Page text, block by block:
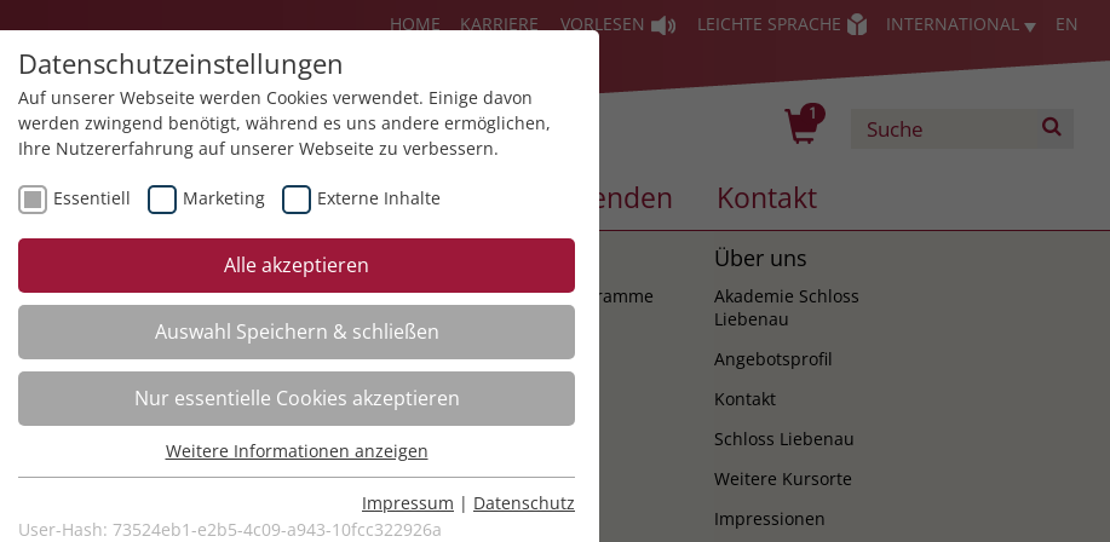
HOME KARRIERE VORLESEN LEICHTE SPRACHE INTERNATIONAL EN
Über uns Aktuelles Akademie Spenden Kontakt
1
Kursempfehlungen
Beratung
Supervision
Coaching
Mediation
Organisationsentwicklung
Bildungsberatung
Moderation
Bildungsprogramme
Über uns
Akademie Schloss
Liebenau
Angebotsprofil
Kontakt
Schloss Liebenau
Weitere Kursorte
Impressionen
Datenschutzeinstellungen
Auf unserer Webseite werden Cookies verwendet. Einige davon
werden zwingend benötigt, während es uns andere ermöglichen,
Ihre Nutzererfahrung auf unserer Webseite zu verbessern.
Essentiell Marketing Externe Inhalte
Alle akzeptieren
Auswahl Speichern & schließen
Nur essentielle Cookies akzeptieren
Essentielle Cookies werden für grundlegende Funktionen der
Webseite benötigt. Dadurch ist gewährleistet, dass die Webseite
Weitere Informationen anzeigen
Impressum | Datenschutz
User-Hash: 73524eb1-e2b5-4c09-a943-10fcc322926a